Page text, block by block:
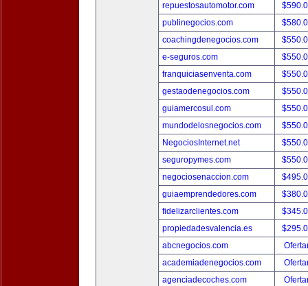
repuestosautomotor.com
publinegocios.com
coachingdenegocios.com
e-seguros.com
franquiciasenventa.com
gestaodenegocios.com
guiamercosul.com
mundodelosnegocios.com
NegociosInternet.net
seguropymes.com
negociosenaccion.com
guiaemprendedores.com
fidelizarclientes.com
propiedadesvalencia.es
abcnegocios.com
academiadenegocios.com
agenciadecoches.com